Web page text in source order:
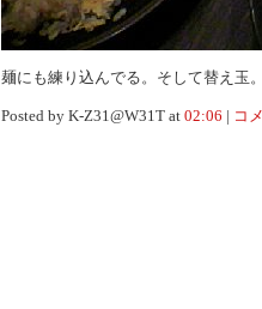
麺にも練り込んでる。そして替え玉
Posted by K-Z31@W31T at 02:06 | コ